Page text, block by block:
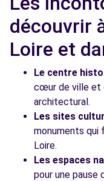
découvrir
Loire et
Le centre
cœur de ville et
architectural.
Les sites
monuments qui
Loire.
Les espaces
pour une pause